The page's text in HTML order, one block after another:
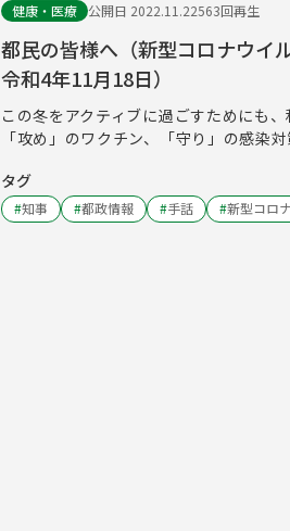
健康・医療 公開日 2022.11.22563回再生
都民の皆様へ（新型コロナウイ
令和4年11月18日）
この冬をアクティブに過ごすためにも
「攻め」のワクチン、「守り」の感染
タグ
#知事 #都政情報 #手話 #新型コロ